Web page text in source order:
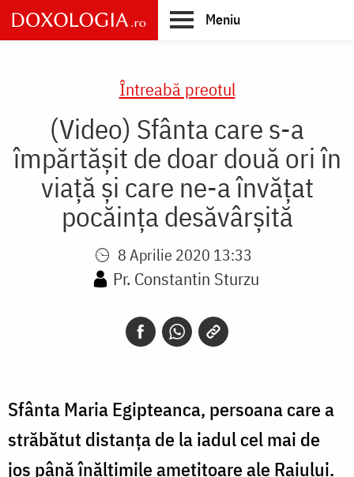
Skip
to
main
Meniu
Întreabă preotul
(Video) Sfânta care s-a
împărtășit de doar două ori în
viață și care ne-a învățat
pocăința desăvârșită
8 Aprilie 2020 13:33
Pr. Constantin Sturzu
Sfânta Maria Egipteanca, persoana care a
străbătut distanța de la iadul cel mai de
jos până înălțimile amețitoare ale Raiului.